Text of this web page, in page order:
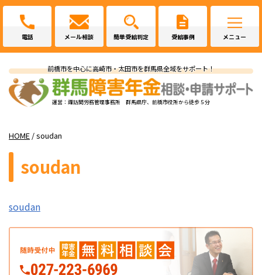
電話 メール相談 簡単受給判定 受給事例 メニュー
前橋市を中心に高崎市・太田市を群馬県全域をサポート！
運営：諏訪間労務管理事務所 群馬県庁、前橋市役所から徒歩５分
HOME /soudan
soudan
soudan